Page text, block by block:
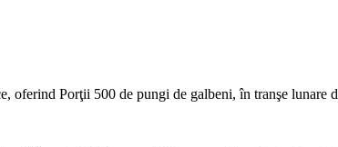
oferind Porţii 500 de pungi de galbeni, în tranşe lunare